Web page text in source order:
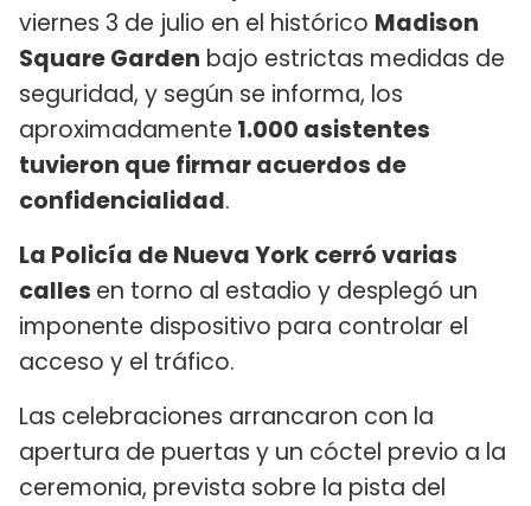
viernes 3 de julio en el histórico Madison
Square Garden bajo estrictas medidas de
seguridad, y según se informa, los
aproximadamente 1.000 asistentes
tuvieron que firmar acuerdos de
confidencialidad.
La Policía de Nueva York cerró varias
calles en torno al estadio y desplegó un
imponente dispositivo para controlar el
acceso y el tráfico.
Las celebraciones arrancaron con la
apertura de puertas y un cóctel previo a la
ceremonia, prevista sobre la pista del